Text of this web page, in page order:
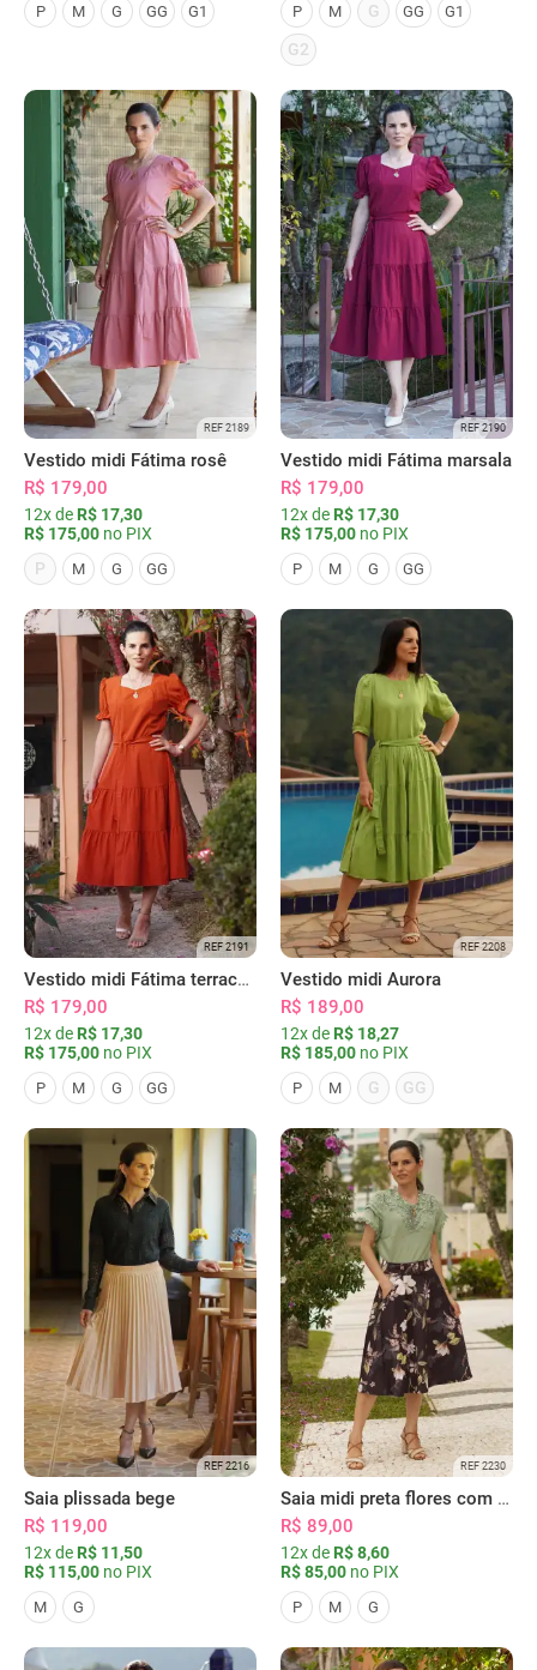
P M G GG G1 P M G GG G1
G2
REF 2189
Vestido midi Fátima rosê
R$ 179,00
12x de R$ 17,30
R$ 175,00 no PIX
P
M G GG
REF 2190
Vestido midi Fátima marsala
R$ 179,00
12x de R$ 17,30
R$ 175,00 no PIX
P M G GG
REF 2191
Vestido midi Fátima terracota
R$ 179,00
12x de R$ 17,30
R$ 175,00 no PIX
P M G GG
REF 2208
Vestido midi Aurora
R$ 189,00
12x de R$ 18,27
R$ 185,00 no PIX
P M G GG
REF 2216
Saia plissada bege
R$ 119,00
12x de R$ 11,50
R$ 115,00 no PIX
M G
REF 2230
Saia midi preta flores com bolsos
R$ 89,00
12x de R$ 8,60
R$ 85,00 no PIX
P M G